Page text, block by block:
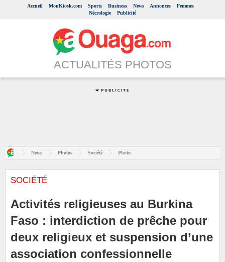
Accueil MonKiosk.com Sports Business News Annonces
Femmes
Nécrologie
Publicité
ACTUALITÉS PHOTOS
News Photos Société Photo
SOCIÉTÉ
Activités religieuses au Burkina
Faso : interdiction de prêche pour
deux religieux et suspension d’une
association confessionnelle